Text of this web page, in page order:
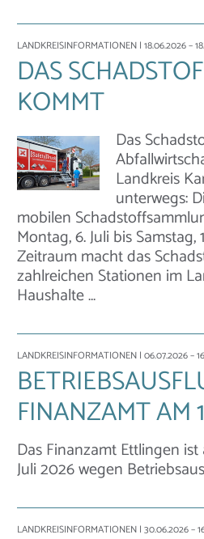
LANDKREISINFORMATIONEN | 18.06.2026 –
DAS
KOMMT
Das
Landkreis
unterwegs:
mobilen
Montag, 6. Juli bis Samstag,
Zeitraum macht das
zahlreichen Stationen im
Haushalte …
LANDKREISINFORMATIONEN | 06.07.2026 –
FINANZAMT AM
Das Finanzamt Ettlingen ist
Juli 2026 wegen
LANDKREISINFORMATIONEN | 30.06.2026 –